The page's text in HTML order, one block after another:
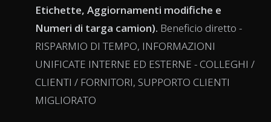
Etichette, Aggiornamenti modifiche e
Numeri di targa camion). Beneficio diretto -
RISPARMIO DI TEMPO, INFORMAZIONI
UNIFICATE INTERNE ED ESTERNE - COLLEGHI /
CLIENTI / FORNITORI, SUPPORTO CLIENTI
MIGLIORATO